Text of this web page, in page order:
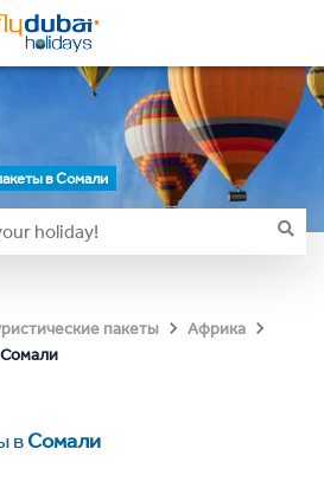
в Сомали
пакеты
Африка
вСомали